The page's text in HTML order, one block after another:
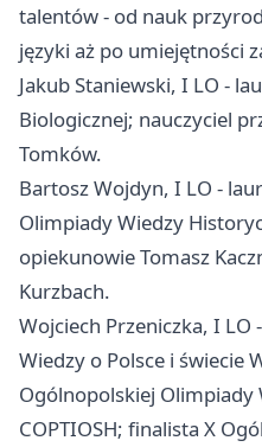
talentów - od nauk
języki aż po umiejętności
Jakub Staniewski, I LO -
Biologicznej; nauczyciel
Tomków.
Bartosz Wojdyn, I LO -
Olimpiady Wiedzy
opiekunowie Tomasz
Kurzbach.
Wojciech Przeniczka, I
Wiedzy o Polsce i świecie
Ogólnopolskiej Olimpiady
COPTIOSH; finalista X